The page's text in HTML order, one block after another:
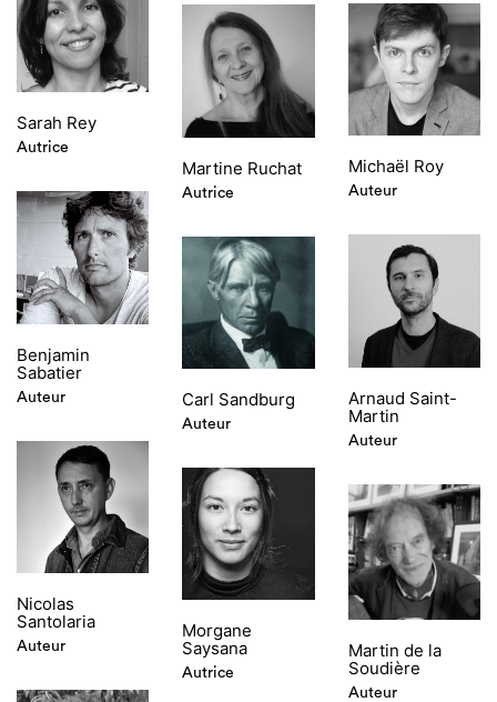
Sarah Rey
Autrice
Michaël Roy
Auteur
Martine Ruchat
Autrice
Benjamin
Sabatier
Auteur
Arnaud Saint-
Martin
Auteur
Carl Sandburg
Auteur
Nicolas
Santolaria
Auteur
Morgane
Saysana
Autrice
Martin de la
Soudière
Auteur